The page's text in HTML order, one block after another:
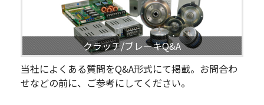
クラッチ/ブレーキQ&A
当社によくある質問をQ&A形式にて掲載。お問合わ
せなどの前に、ご参考にしてください。